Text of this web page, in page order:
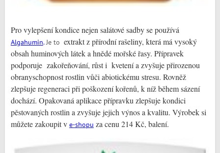
Pro vylepšení kondice nejen salátové sadby se používá
Algahumin.Je to extrakt z přírodní rašeliny, která má vysoký
obsah huminových látek a hnědé mořské řasy. Přípravek
podporuje zakořeňování, růst i kvetení a zvyšuje přirozenou
obranyschopnost rostlin vůči abiotickému stresu. Rovněž
zlepšuje regeneraci při poškození kořenů, k níž během sázení
dochází. Opakovaná aplikace přípravku zlepšuje kondici
pěstovaných rostlin a zvyšuje jejich výnos a kvalitu. Výrobek si
můžete zakoupit v e-shopu za cenu 214 Kč, balení.